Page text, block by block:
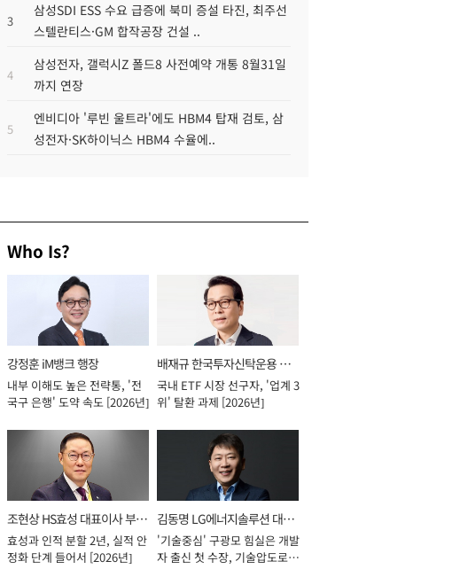
3
삼성SDI ESS 수요 급증에 북미 증설 타진, 최주선
스텔란티스·GM 합작공장 건설 ..
4
삼성전자, 갤럭시Z 폴드8 사전예약 개통 8월31일
까지 연장
5
엔비디아 '루빈 울트라'에도 HBM4 탑재 검토, 삼
성전자·SK하이닉스 HBM4 수율에..
Who Is?
강정훈 iM뱅크 행장
내부 이해도 높은 전략통, '전
국구 은행' 도약 속도 [2026년]
배재규 한국투자신탁운용 대
표이사 사장
국내 ETF 시장 선구자, '업계 3
위' 탈환 과제 [2026년]
조현상 HS효성 대표이사 부회
장
효성과 인적 분할 2년, 실적 안
정화 단계 들어서 [2026년]
김동명 LG에너지솔루션 대표
이사 사장
'기술중심' 구광모 힘실은 개발
자 출신 첫 수장, 기술압도로